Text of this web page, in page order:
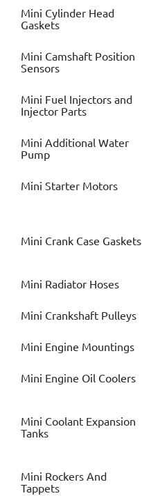
Mini Cylinder Head
Gaskets
Mini Camshaft Position
Sensors
Mini Fuel Injectors and
Injector Parts
Mini Additional Water
Pump
Mini Starter Motors
Mini Crank Case Gaskets
Mini Radiator Hoses
Mini Crankshaft Pulleys
Mini Engine Mountings
Mini Engine Oil Coolers
Mini Coolant Expansion
Tanks
Mini Rockers And
Tappets